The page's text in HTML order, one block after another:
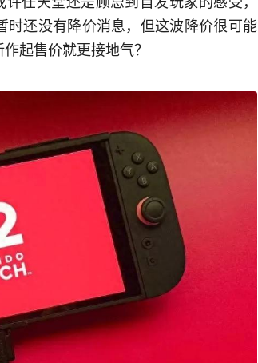
还没有降价消息，但这波降价很可能
起售价就更接地气？